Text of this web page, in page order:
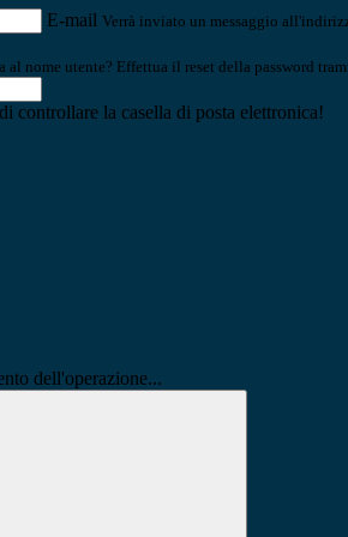
E-mail Verrà inviato un messaggio
al nome utente? Effettua il reset della password
controllare la casella di posta elettronica!
dell'operazione...